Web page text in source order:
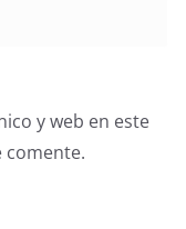
y web en este
comente.